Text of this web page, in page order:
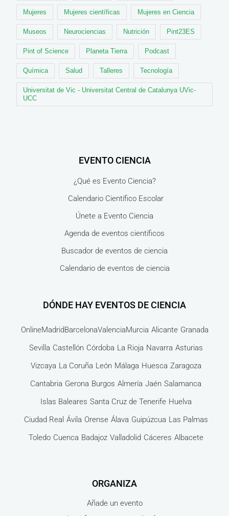
Mujeres Mujeres científicas Mujeres en Ciencia
Museos Neurociencias Nutrición Pint23ES
Pint of Science Planeta Tierra Podcast
Química Salud Talleres Tecnología
Universitat de Vic - Universitat Central de Catalunya UVic-
UCC
EVENTO CIENCIA
¿Qué es Evento Ciencia?
Calendario Científico Escolar
Únete a Evento Ciencia
Agenda de eventos científicos
Buscador de eventos de ciencia
Calendario de eventos de ciencia
DÓNDE HAY EVENTOS DE CIENCIA
OnlineMadridBarcelonaValenciaMurcia Alicante Granada
Sevilla Castellón Córdoba La Rioja Navarra Asturias
Vizcaya La Coruña León Málaga Huesca Zaragoza
Cantabria Gerona Burgos Almería Jaén Salamanca
Islas Baleares Santa Cruz de Tenerife Huelva
Ciudad Real Ávila Orense Álava Guipúzcua Las Palmas
Toledo Cuenca Badajoz Valladolid Cáceres Albacete
ORGANIZA
Añade un evento